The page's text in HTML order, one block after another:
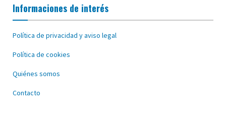
Informaciones de interés
Política de privacidad y aviso legal
Política de cookies
Quiénes somos
Contacto